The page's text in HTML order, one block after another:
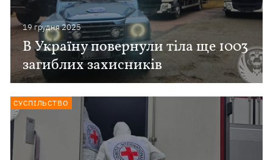
19 грудня 2025
В Україну повернули тіла ще 1003
загиблих захисників
СУСПІЛЬСТВО